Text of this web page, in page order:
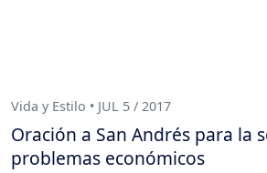
Vida y Estilo • JUL 5 / 2017
Oración a San Andrés para la
problemas económicos